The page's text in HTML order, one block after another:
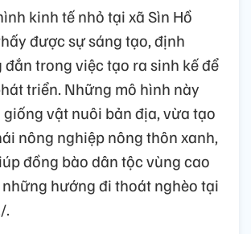
kinh tế nhỏ tại xã Sìn Hồ
được sự sáng tạo, định
trong việc tạo ra sinh kế để
triển. Những mô hình này
vật nuôi bản địa, vừa tạo
nông nghiệp nông thôn xanh,
đồng bào dân tộc vùng cao
những hướng đi thoát nghèo tại
.